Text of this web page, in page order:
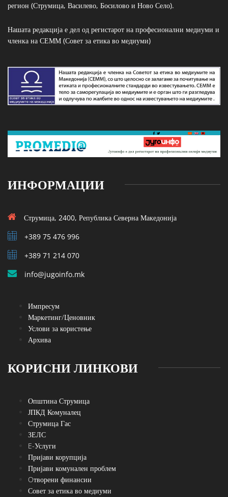
регион (Струмица, Василево, Босилово и Ново Село).
Нашата редакција е дел од регистарот на професионални медиуми и
членка на СЕММ (Совет за етика во медиуми)
ИНФОРМАЦИИ
Струмица, 2400, Република Северна Македонија
+389 75 476 996
+389 71 214 070
info@jugoinfo.mk
Импресум
Маркетинг/Ценовник
Услови за користење
Архива
КОРИСНИ ЛИНКОВИ
Општина Струмица
ЈПКД Комуналец
Струмица Гас
ЗЕЛС
E-Услуги
Пријави корупција
Пријави комунален проблем
Oтворени финансии
Совет за етика во медиуми